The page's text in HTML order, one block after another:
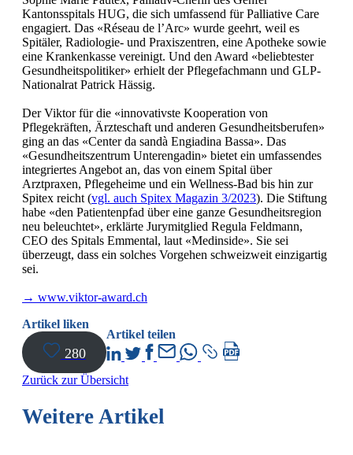
Kantonsspitals HUG, die sich umfassend für Palliative Care
engagiert. Das «Réseau de l’Arc» wurde geehrt, weil es
Spitäler, Radiologie- und Praxiszentren, eine Apotheke sowie
eine Krankenkasse vereinigt. Und den Award «beliebtester
Gesundheitspolitiker» erhielt der Pflegefachmann und GLP-
Nationalrat Patrick Hässig.
Der Viktor für die «innovativste Kooperation von
Pflegekräften, Ärzteschaft und anderen Gesundheitsberufen»
ging an das «Center da sandà Engiadina Bassa». Das
«Gesundheitszentrum Unterengadin» bietet ein umfassendes
integriertes Angebot an, das von einem Spital über
Arztpraxen, Pflegeheime und ein Wellness-Bad bis hin zur
Spitex reicht (vgl. auch Spitex Magazin 3/2023). Die Stiftung
habe «den Patientenpfad über eine ganze Gesundheitsregion
neu beleuchtet», erklärte Jurymitglied Regula Feldmann,
CEO des Spitals Emmental, laut «Medinside». Sie sei
überzeugt, dass ein solches Vorgehen schweizweit einzigartig
sei.
→ www.viktor-award.ch
Artikel liken
280
Artikel teilen
Zurück zur Übersicht
Weitere Artikel